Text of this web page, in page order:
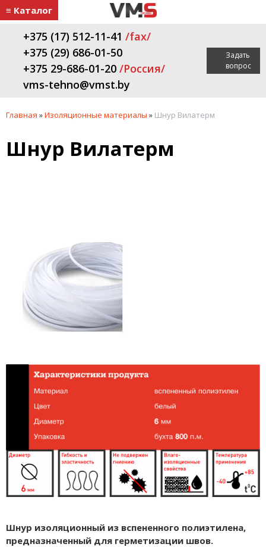
≡ Каталог
+375 (17) 512-11-41 /fax/
+375 (29) 686-01-50
+375 29-686-01-20 /Россия/
vms-tehno@vmst.by
Задать
вопрос
Главная »Изоляционные материалы » Шнур Вилатерм
Шнур Вилатерм
Шнур изоляционный из вспененного полиэтилена,
предназначенный для герметизации швов.